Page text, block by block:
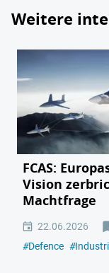
Weitere
FCAS:
Vision
Machtfrage
22.06.2026
#Defence #